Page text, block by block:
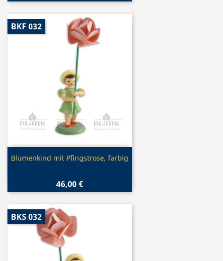
Vorschau
Blumenkind mit Pfingstrose, farbig
46,00 €
BKF 032
BKS 032